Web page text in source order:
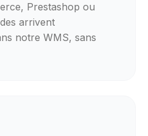
Prestashop ou
arrivent
notre WMS, sans